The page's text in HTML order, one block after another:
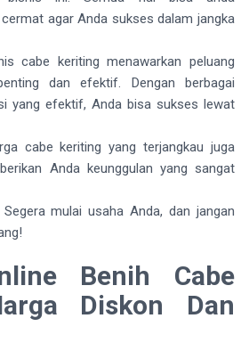
agar Anda sukses dalam jangka
cabe keriting menawarkan peluang
dan efektif. Dengan berbagai
yang efektif, Anda bisa sukses lewat
cabe keriting yang terjangkau juga
Anda keunggulan yang sangat
mulai usaha Anda, dan jangan
Benih Cabe
Diskon Dan